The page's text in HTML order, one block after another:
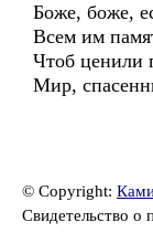
Боже, боже,
Всем им
Чтоб ценили
Мир,
© Copyright:
Свидетельство о